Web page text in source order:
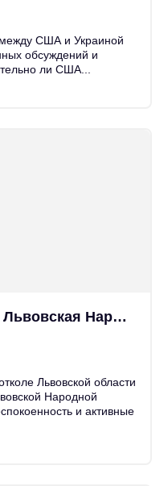
США и Украиной
обсуждений и
ли США...
От Украины отколется Львовская Народная Республика?
Львовской области
Народной
и активные